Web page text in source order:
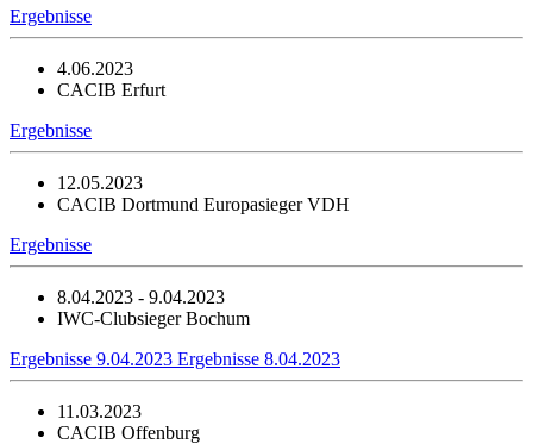
Ergebnisse
4.06.2023
CACIB Erfurt
Ergebnisse
12.05.2023
CACIB Dortmund Europasieger VDH
Ergebnisse
8.04.2023 - 9.04.2023
IWC-Clubsieger Bochum
Ergebnisse 9.04.2023 Ergebnisse 8.04.2023
11.03.2023
CACIB Offenburg